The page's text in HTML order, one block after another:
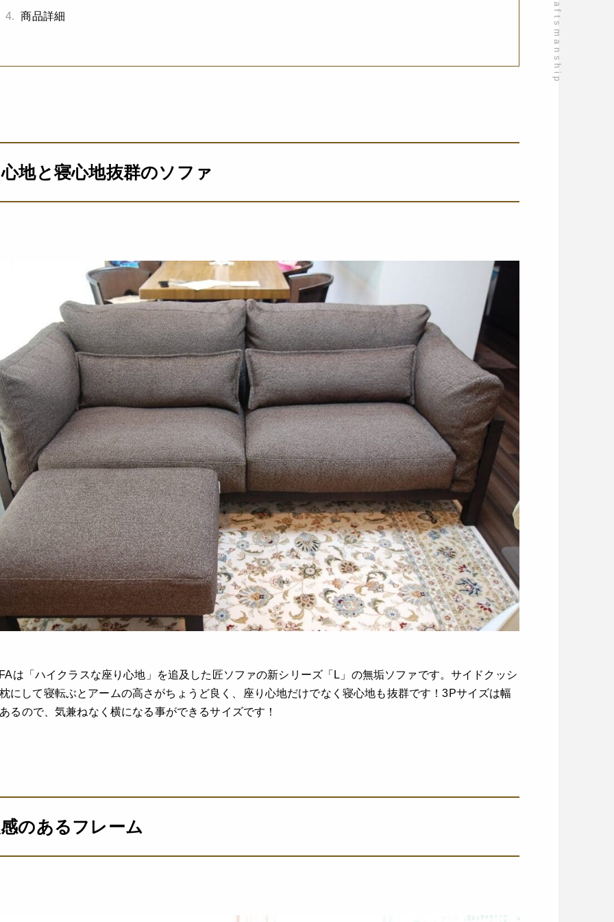
4. 商品詳細
地と寝心地抜群のソファ
は「ハイクラスな座り心地」を追及した匠ソファの新シリーズ「L」の無垢ソファです。サイドクッシ
にして寝転ぶとアームの高さがちょうど良く、座り心地だけでなく寝心地も抜群です！3Pサイズは幅
るので、気兼ねなく横になる事ができるサイズです！
のあるフレーム